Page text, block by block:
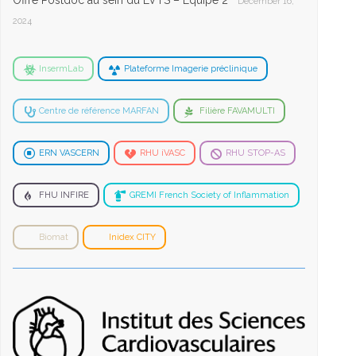
2024
InsermLab Plateforme Imagerie préclinique
Centre de référence MARFAN Filière FAVAMULTI
ERN VASCERN RHU iVASC RHU STOP-AS
FHU INFIRE GREMI French Society of Inflammation
Biomat Inidex CITY